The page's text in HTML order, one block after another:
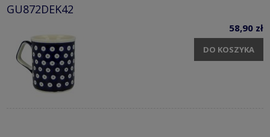
GU872DEK42
58,90 zł
DO KOSZYKA